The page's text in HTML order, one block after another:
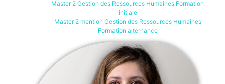
Master 2 Gestion des Ressources Humaines Formation
initiale
Master 2 mention Gestion des Ressources Humaines
Formation alternance